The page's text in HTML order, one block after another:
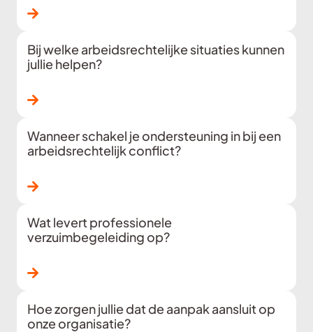
Lees verder
Bij welke arbeidsrechtelijke situaties kunnen
jullie helpen?
Lees verder
Wanneer schakel je ondersteuning in bij een
arbeidsrechtelijk conflict?
Lees verder
Wat levert professionele
verzuimbegeleiding op?
Lees verder
Hoe zorgen jullie dat de aanpak aansluit op
onze organisatie?